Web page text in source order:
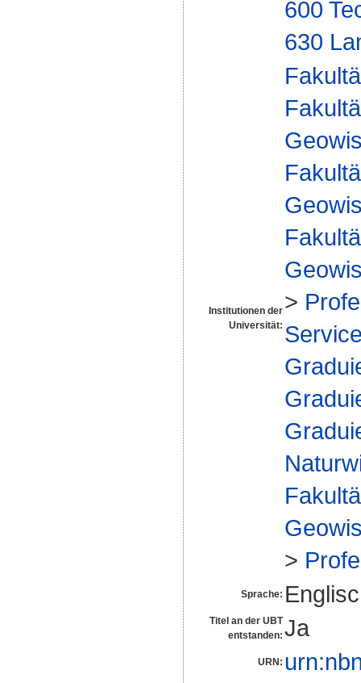
600
630
Institutionen der
Universität:
>
>
Sprache:
Titel an der UBT
entstanden: Ja
URN: